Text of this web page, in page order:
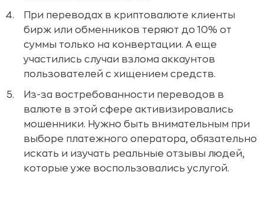
При переводах в криптовалюте клиенты
бирж или обменников теряют до 10% от
суммы только на конвертации. А еще
участились случаи взлома аккаунтов
пользователей с хищением средств.
Из-за востребованности переводов в
валюте в этой сфере активизировались
мошенники. Нужно быть внимательным при
выборе платежного оператора, обязательно
искать и изучать реальные отзывы людей,
которые уже воспользовались услугой.